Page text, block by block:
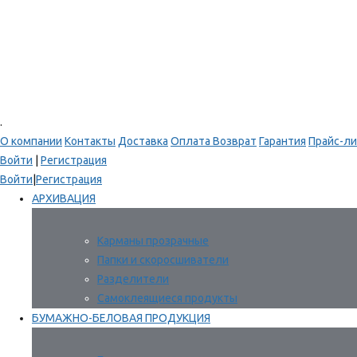
.
О компании Контакты Доставка Оплата Возврат Гарантия Прайс-
Войти
Регистрация
Войти Регистрация
АРХИВАЦИЯ
Карманы прозрачные
Папки и скоросшиватели
Разделители
Самоклеящиеся продукты
БУМАЖНО-БЕЛОВАЯ ПРОДУКЦИЯ